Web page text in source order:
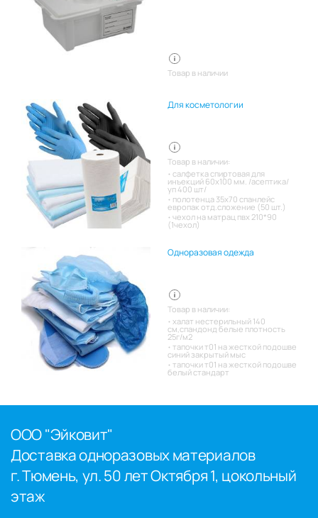
Товар в наличии
Для косметологии
Товар в наличии:
салфетка спиртовая для
инъекций 60х100 мм. /асептика/
уп 400 шт/
полотенца 35х70 спанлейс
европак отд.сложение (50 шт.)
чехол на матрац пвх 210*90
(1чехол)
Одноразовая одежда
Товар в наличии:
халат нестерильный 140
см,спандонд белые плотность
25г/м2
тапочки т01 на жесткой подошве
синий закрытый мыс
тапочки т01 на жесткой подошве
белый стандарт
ООО "Эйковит"
Доставка одноразовых материалов
г. Тюмень, ул. 50 лет Октября 1, цокольный
этаж